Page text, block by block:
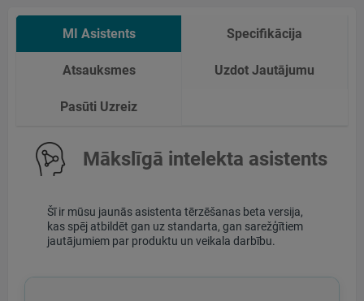
MI Asistents Specifikācija
Atsauksmes Uzdot Jautājumu
Pasūti Uzreiz
Mākslīgā intelekta asistents
Šī ir mūsu jaunās asistenta tērzēšanas beta versija,
kas spēj atbildēt gan uz standarta, gan sarežģītiem
jautājumiem par produktu un veikala darbību.